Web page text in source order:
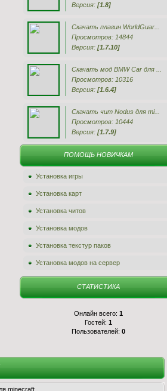
Версия: [1.8]
Скачать плагин WorldGuar...
Просмотров: 14844
Версия: [1.7.10]
Скачать мод BMW Car для ...
Просмотров: 10316
Версия: [1.6.4]
Скачать чит Nodus для mi...
Просмотров: 10444
Версия: [1.7.9]
ПОМОЩЬ НОВИЧКАМ
Установка игры
Установка карт
Установка читов
Установка модов
Установка текстур паков
Установка модов на сервер
СТАТИСТИКА
Онлайн всего: 1
Гостей: 1
Пользователей: 0